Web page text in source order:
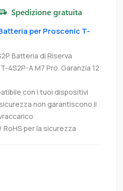
per Proscenic T-
Batteria di Riserva
4S2P-A M7 Pro. Garanzia 12
con i tuoi dispositivi
non garantiscono il
per la sicurezza